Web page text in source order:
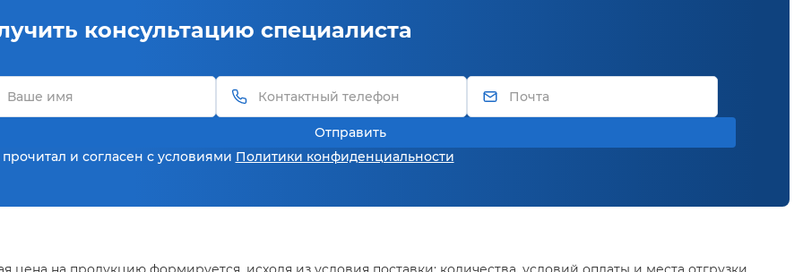
консультацию специалиста
Отправить
и согласен с условиями Политики конфиденциальности